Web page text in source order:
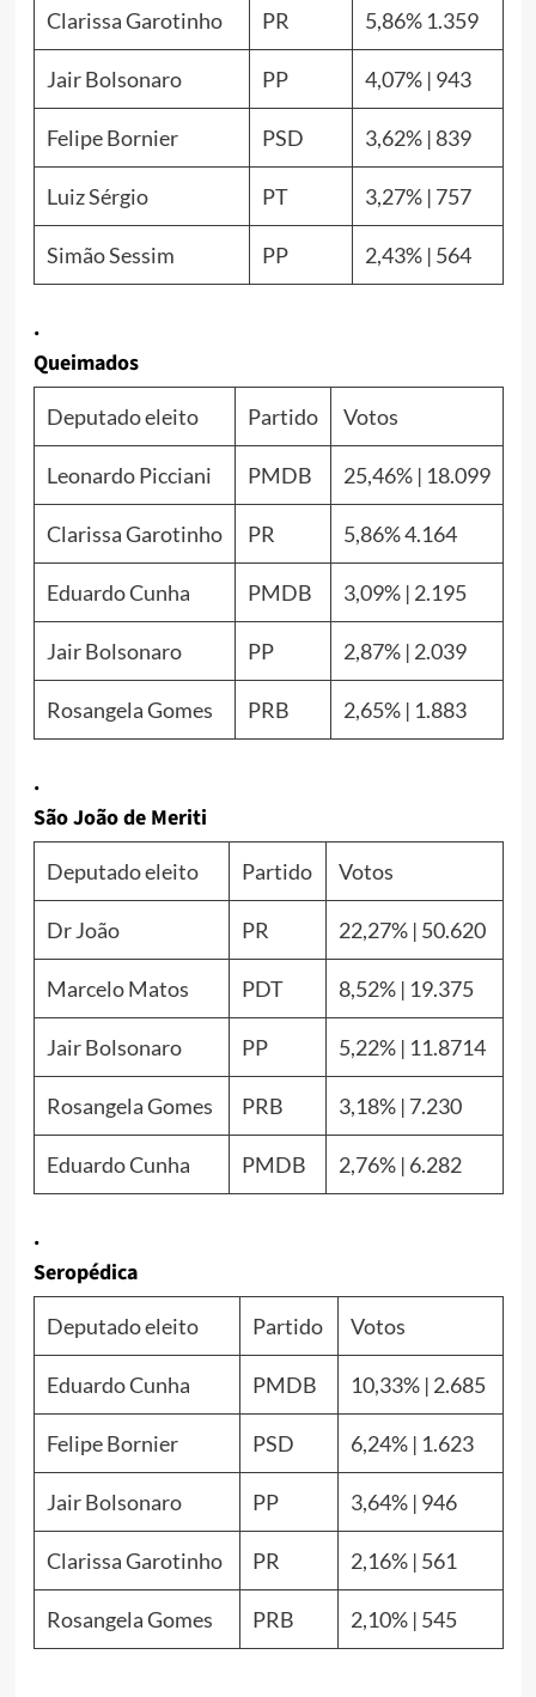
Clarissa Garotinho PR 5,86% 1.359
Jair Bolsonaro PP 4,07% | 943
Felipe Bornier PSD 3,62% | 839
Luiz Sérgio PT 3,27% | 757
Simão Sessim PP 2,43% | 564
.
Queimados
Deputado eleito Partido Votos
Leonardo Picciani PMDB 25,46% | 18.099
Clarissa Garotinho PR 5,86% 4.164
Eduardo Cunha PMDB 3,09% | 2.195
Jair Bolsonaro PP 2,87% | 2.039
Rosangela Gomes PRB 2,65% | 1.883
.
São João de Meriti
Deputado eleito Partido Votos
Dr João PR 22,27% | 50.620
Marcelo Matos PDT 8,52% | 19.375
Jair Bolsonaro PP 5,22% | 11.8714
Rosangela Gomes PRB 3,18% | 7.230
Eduardo Cunha PMDB 2,76% | 6.282
.
Seropédica
Deputado eleito Partido Votos
Eduardo Cunha PMDB 10,33% | 2.685
Felipe Bornier PSD 6,24% | 1.623
Jair Bolsonaro PP 3,64% | 946
Clarissa Garotinho PR 2,16% | 561
Rosangela Gomes PRB 2,10% | 545